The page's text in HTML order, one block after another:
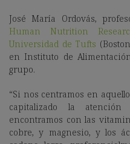
José María Ordovás,
Human Nutrition
Universidad de Tufts
en Instituto de Alimentación
grupo.
“Si nos centramos en
capitalizado la
encontramos con las
cobre, y magnesio, y los